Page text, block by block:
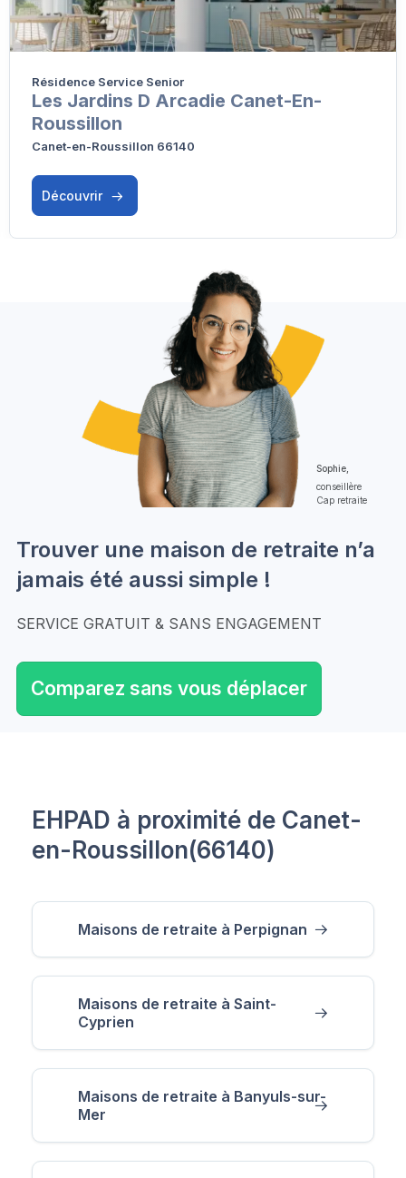
Résidence Service Senior
Les Jardins D Arcadie Canet-En-
Roussillon
Canet-en-Roussillon 66140
Découvrir
Sophie,
conseillère
Cap retraite
Trouver une maison de retraite n’a
jamais été aussi simple !
SERVICE GRATUIT & SANS ENGAGEMENT
Comparez sans vous déplacer
EHPAD à proximité de Canet-
en-Roussillon(66140)
Maisons de retraite à Perpignan
Maisons de retraite à Saint-
Cyprien
Maisons de retraite à Banyuls-sur-
Mer